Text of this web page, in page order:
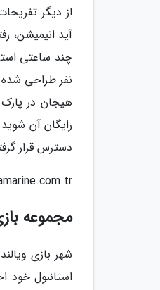
از دیگر
آید انیمیشن،
چند ساعتی
نفر طراحی
هیجان در
رایگان آن
دسترس قرار
مجموعه
شهر بازی
استانبول خود